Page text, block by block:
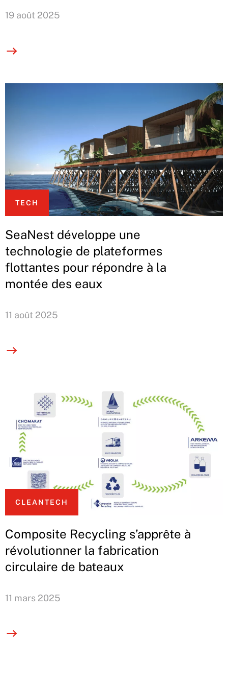
19 août 2025
TECH
SeaNest développe une
technologie de plateformes
flottantes pour répondre à la
montée des eaux
11 août 2025
CLEANTECH
Composite Recycling s’apprête à
révolutionner la fabrication
circulaire de bateaux
11 mars 2025